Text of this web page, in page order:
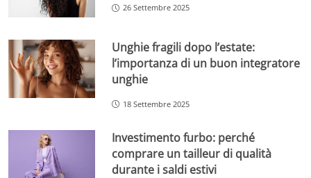
26 Settembre 2025
Unghie fragili dopo l’estate:
l’importanza di un buon integratore
unghie
18 Settembre 2025
Investimento furbo: perché
comprare un tailleur di qualità
durante i saldi estivi